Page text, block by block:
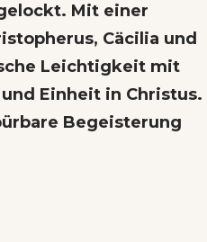
Mit einer
Cäcilia und
Leichtigkeit mit
Einheit in Christus.
Begeisterung